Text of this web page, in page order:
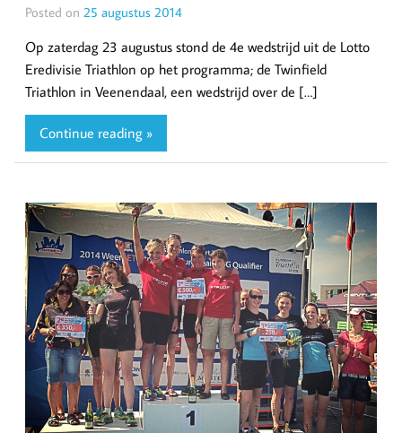
Posted on 25 augustus 2014
Op zaterdag 23 augustus stond de 4e wedstrijd uit de Lotto
Eredivisie Triathlon op het programma; de Twinfield
Triathlon in Veenendaal, een wedstrijd over de […]
Continue reading »